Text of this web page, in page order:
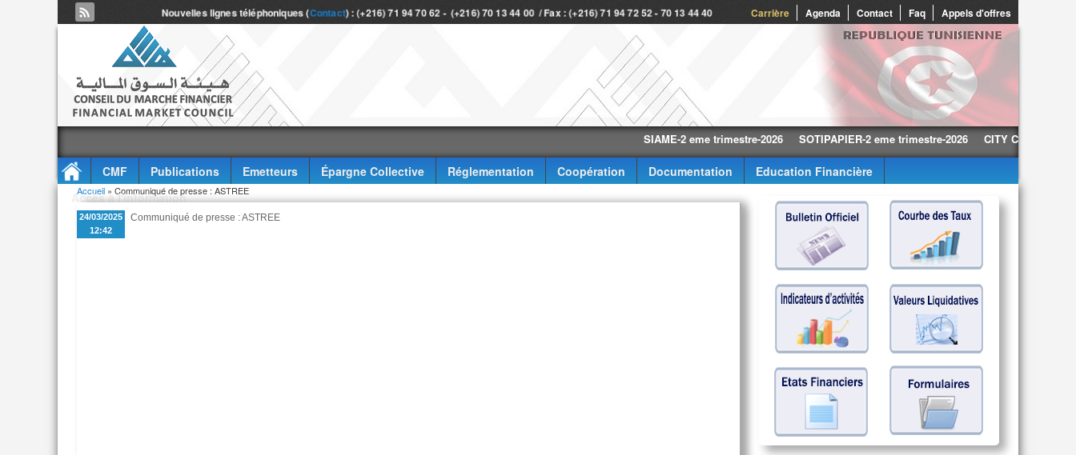
Carrière Agenda Contact Faq Appels d'offres
Nouvelles lignes téléphoniques (Contact) : (+216) 71 94 70 62 - (+216) 70 13 44 00 / Fax : (+216) 71 94 72 52 - 70 13 44 40
SIAME-2 eme trimestre-2026 SOTIPAPIER-2 eme trimestre-2026 CITY CARS-2 eme
CMF Publications Emetteurs Épargne Collective Réglementation Coopération Documentation
Education Financière
Accès à l'information
Vous êtes ici
Accueil » Communiqué de presse : ASTREE
24/03/2025
12:42
Communiqué de presse : ASTREE